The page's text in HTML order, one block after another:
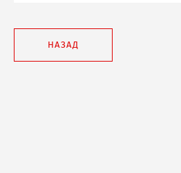
НАЗАД